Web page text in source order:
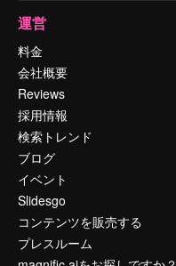
運営
料金
会社概要
Reviews
採用情報
検索トレンド
ブログ
イベント
Slidesgo
コンテンツを販売する
プレスルーム